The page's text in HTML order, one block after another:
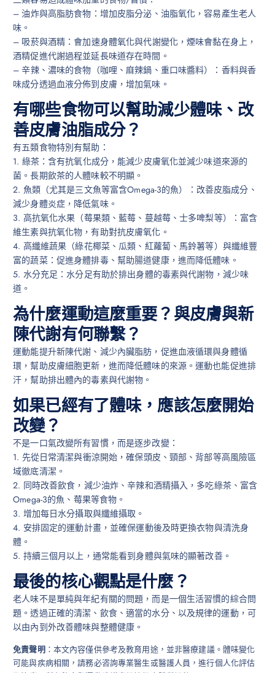
– 油炸與高脂肪食物：增加皮脂分泌、油脂氧化，容易產生老人
味。
– 吸菸與酒精：會加速身體氧化與代謝變化，煙味會黏在身上，
酒精促進代謝過程並延長味道存在時間。
– 辛辣、濃味的食物（咖哩、麻辣鍋、重口味醬料）：香料與香
味成分透過血液分佈到皮膚，增加氣味。
有哪些食物可以幫助減少體味、改
善皮膚油脂成分？
有五類食物特別有幫助：
1. 綠茶：含有抗氧化成分，能減少皮膚氧化並減少味道來源的
菌。長期飲茶的人體味較不明顯。
2. 魚類（尤其是三文魚等富含Omega-3的魚）：改善皮脂成分、
減少身體炎症，降低氣味。
3. 高抗氧化水果（莓果類、藍莓、蔓越莓、士多啤梨等）：富含
維生素與抗氧化物，有助對抗皮膚氧化。
4. 高纖維蔬果（綠花椰菜、瓜類、紅蘿蔔、馬鈴薯等）與纖維豐
富的蔬菜：促進身體排毒、幫助腸道健康，進而降低體味。
5. 水分充足：水分足有助於排出身體的毒素與代謝物，減少味
道。
為什麼運動這麼重要？與皮膚與新
陳代謝有何聯繫？
運動能提升新陳代謝、減少內臟脂肪，促進血液循環與身體循
環，幫助皮膚細胞更新，進而降低體味的來源。運動也能促進排
汗，幫助排出體內的毒素與代謝物。
如果已經有了體味，應該怎麼開始
改變？
不是一口氣改變所有習慣，而是逐步改變：
1. 先從日常清潔與衝涼開始，確保頭皮、頸部、背部等高風險區
域徹底清潔。
2. 同時改善飲食，減少油炸、辛辣和酒精攝入，多吃綠茶、富含
Omega-3的魚、莓果等食物。
3. 增加每日水分攝取與纖維攝取。
4. 安排固定的運動計畫，並確保運動後及時更換衣物與清洗身
體。
5. 持續三個月以上，通常能看到身體與氣味的顯著改善。
最後的核心觀點是什麼？
老人味不是單純與年紀有關的問題，而是一個生活習慣的綜合問
題。透過正確的清潔、飲食、適當的水分、以及規律的運動，可
以由內到外改善體味與整體健康。
免責聲明：本文內容僅供參考及教育用途，並非醫療建議。體味變化
可能與疾病相關，請務必咨詢專業醫生或醫護人員，進行個人化評估